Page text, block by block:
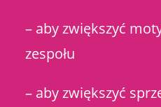
– aby zwiększyć
zespołu
– aby zwiększyć